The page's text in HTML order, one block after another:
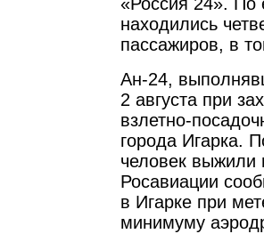
находились
пассажиров, в
Ан-24,
2 августа при
взлетно-
города Игарка.
человек выжили
Росавиации
в Игарке при
минимуму